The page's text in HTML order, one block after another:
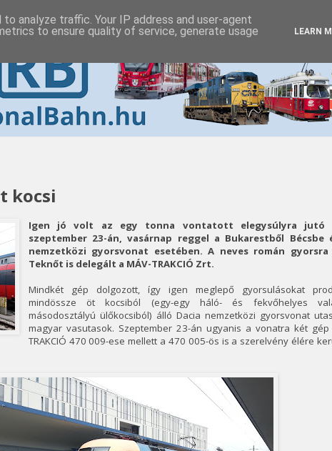
kocsi
Igen jó volt az egy tonna vontatott elegysúlyra jutó
szeptember 23-án, vasárnap reggel a Bukarestből Bécsbe
nemzetközi gyorsvonat esetében. A neves román
Teknőt is delegált a MÁV-TRAKCIÓ Zrt.
Mindkét gép dolgozott, így igen meglepő gyorsulásokat
mindössze öt kocsiból (egy-egy háló- és fekvőhelyes
másodosztályú ülőkocsiból) álló Dacia nemzetközi gyorsvonat
magyar vasutasok. Szeptember 23-án ugyanis a vonatra két gép
TRAKCIÓ 470 009-ese mellett a 470 005-ös is a szerelvény élére
analyze traffic. Your IP address and user-agent
to ensure quality of service, generate usage
LEARN